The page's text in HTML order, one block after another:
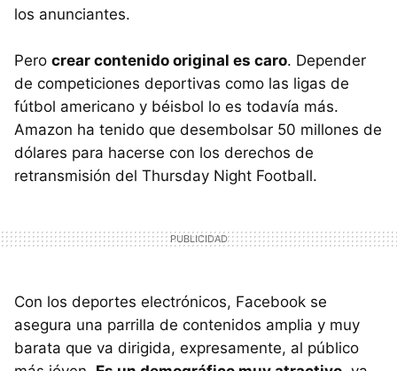
los anunciantes.
Pero crear contenido original es caro. Depender
de competiciones deportivas como las ligas de
fútbol americano y béisbol lo es todavía más.
Amazon ha tenido que desembolsar 50 millones de
dólares para hacerse con los derechos de
retransmisión del Thursday Night Football.
Con los deportes electrónicos, Facebook se
asegura una parrilla de contenidos amplia y muy
barata que va dirigida, expresamente, al público